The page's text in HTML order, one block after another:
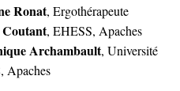
Ronat, Ergothérapeute
, EHESS, Apaches
Archambault, Université
Apaches